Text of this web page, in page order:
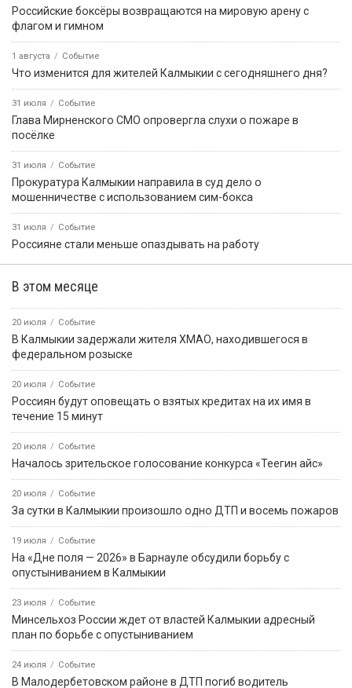
Российские боксёры возвращаются на мировую арену с
флагом и гимном
1 августа Событие
Что изменится для жителей Калмыкии с сегодняшнего дня?
31 июля Событие
Глава Мирненского СМО опровергла слухи о пожаре в
посёлке
31 июля Событие
Прокуратура Калмыкии направила в суд дело о
мошенничестве с использованием сим-бокса
31 июля Событие
Россияне стали меньше опаздывать на работу
В этом месяце
20 июля Событие
В Калмыкии задержали жителя ХМАО, находившегося в
федеральном розыске
20 июля Событие
Россиян будут оповещать о взятых кредитах на их имя в
течение 15 минут
20 июля Событие
Началось зрительское голосование конкурса «Теегин айс»
20 июля Событие
За сутки в Калмыкии произошло одно ДТП и восемь пожаров
19 июля Событие
На «Дне поля — 2026» в Барнауле обсудили борьбу с
опустыниванием в Калмыкии
23 июля Событие
Минсельхоз России ждет от властей Калмыкии адресный
план по борьбе с опустыниванием
24 июля Событие
В Малодербетовском районе в ДТП погиб водитель